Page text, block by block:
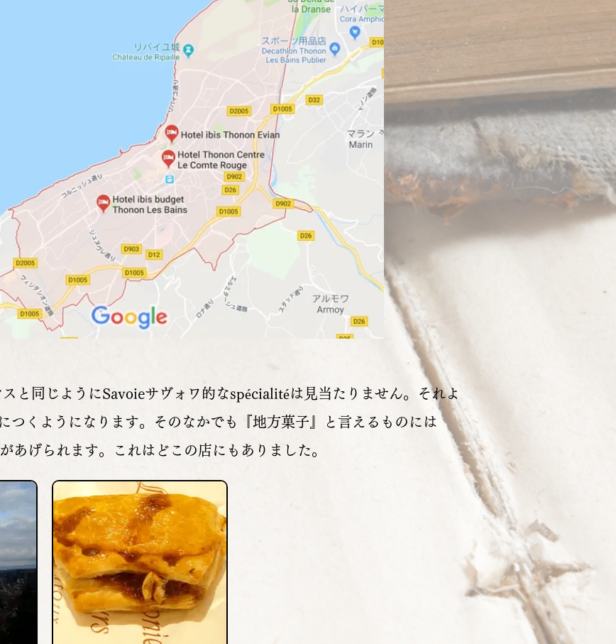
と同じようにSavoieサヴォワ的なspécialitéは見当たりません。それよ
つくようになります。そのなかでも『地方菓子』と言えるものには
あげられます。これはどこの店にもありました。